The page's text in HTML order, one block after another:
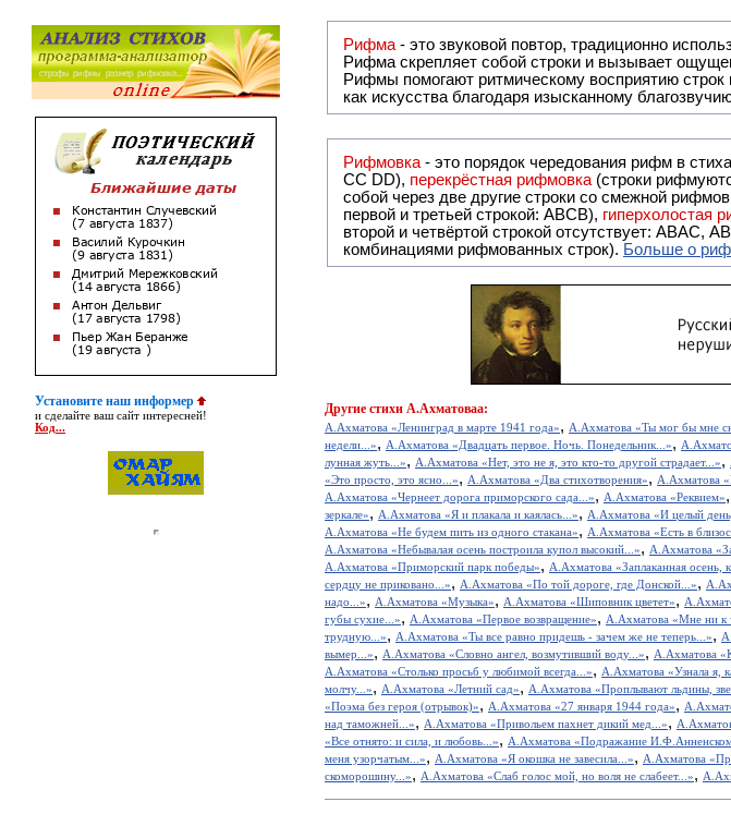
Установите наш информер
и сделайте ваш сайт интересней!
Код...
Рифма
- это звуковой повтор,
Рифма скрепляет собой строки и вызывает
Рифмы помогают ритмическому восприятию
как искусства благодаря изысканному
Рифмовка - это порядок чередования рифм в
СС DD), перекрёстная рифмовка (строки
собой через две другие строки со смежной
первой и третьей строкой: АBCB), гиперхолостая
второй и четвёртой строкой отсутствует: ABAC, ABCA, AABC), смешанная или вольная рифмовка (рифмовка в
комбинациями рифмованных строк). Больше о
Другие стихи А.Ахматоваа:
А.Ахматова «Ленинград в марте 1941 года», А.Ахматова «Ты мог бы мне
недели...», А.Ахматова «Двадцать первое. Ночь. Понедельник...»,
лунная жуть...», А.Ахматова «Нет, это не я, это кто-то другой страдает...»,
«Это просто, это ясно...», А.Ахматова «Два стихотворения», А.Ахматова
А.Ахматова «Чернеет дорога приморского сада...», А.Ахматова «Реквием»,
зеркале», А.Ахматова «Я и плакала и каялась...», А.Ахматова «И целый
А.Ахматова «Не будем пить из одного стакана», А.Ахматова «Есть в
А.Ахматова «Небывалая осень построила купол высокий...», А.Ахматова
А.Ахматова «Приморский парк победы», А.Ахматова «Заплаканная осень,
сердцу не приковано...», А.Ахматова «По той дороге, где Донской...»,
надо...», А.Ахматова «Музыка», А.Ахматова «Шиповник цветет»,
губы сухие...», А.Ахматова «Первое возвращение», А.Ахматова «Мне ни к
трудную...», А.Ахматова «Ты все равно придешь - зачем же не теперь...»,
вымер...», А.Ахматова «Словно ангел, возмутивший воду...», А.Ахматова
А.Ахматова «Столько просьб у любимой всегда...», А.Ахматова «Узнала я,
молчу...», А.Ахматова «Летний сад», А.Ахматова «Проплывают льдины,
«Поэма без героя (отрывок)», А.Ахматова «27 января 1944 года»,
над таможней...», А.Ахматова «Привольем пахнет дикий мед...»,
«Все отнято: и сила, и любовь...», А.Ахматова «Подражание
меня узорчатым...», А.Ахматова «Я окошка не завесила...», А.Ахматова
скоморошину...», А.Ахматова «Слаб голос мой, но воля не слабеет...»,